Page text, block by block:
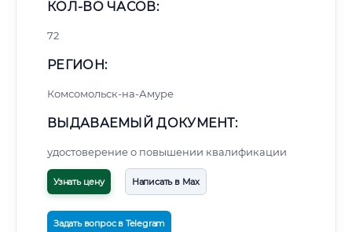
КОЛ-ВО ЧАСОВ:
72
РЕГИОН:
Комсомольск-на-Амуре
ВЫДАВАЕМЫЙ ДОКУМЕНТ:
удостоверение о повышении квалификации
Узнать цену Написать в Max
Задать вопрос в Telegram